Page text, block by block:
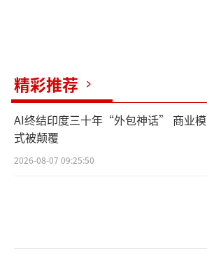
精彩推荐
AI终结印度三十年“外包神话” 商业模
式被颠覆
2026-08-07 09:25:50